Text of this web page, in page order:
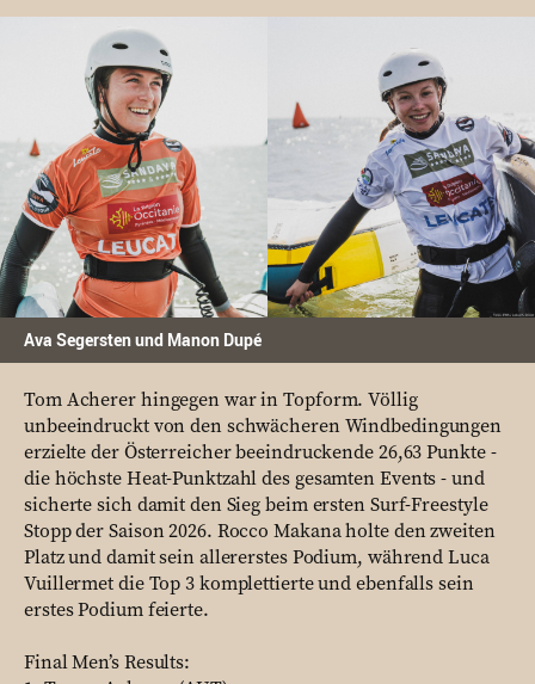
Ava Segersten und Manon Dupé
Tom Acherer hingegen war in Topform. Völlig
unbeeindruckt von den schwächeren Windbedingungen
erzielte der Österreicher beeindruckende 26,63 Punkte -
die höchste Heat-Punktzahl des gesamten Events - und
sicherte sich damit den Sieg beim ersten Surf-Freestyle
Stopp der Saison 2026. Rocco Makana holte den zweiten
Platz und damit sein allererstes Podium, während Luca
Vuillermet die Top 3 komplettierte und ebenfalls sein
erstes Podium feierte.
Final Men’s Results: